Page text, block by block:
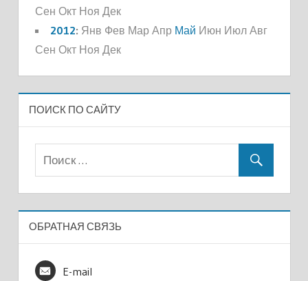
Сен Окт Ноя Дек
2012: Янв Фев Мар Апр Май Июн Июл Авг
Сен Окт Ноя Дек
ПОИСК ПО САЙТУ
ОБРАТНАЯ СВЯЗЬ
E-mail